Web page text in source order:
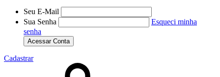
Seu E-Mail
Sua Senha
Esqueci minha
senha
Acessar Conta
Cadastrar